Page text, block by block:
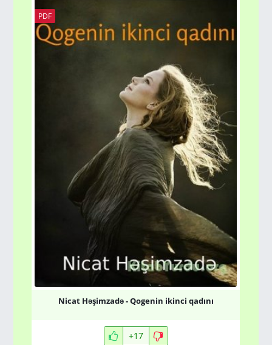
PDF
Nicat Həşimzadə - Qogenin ikinci qadını
+17